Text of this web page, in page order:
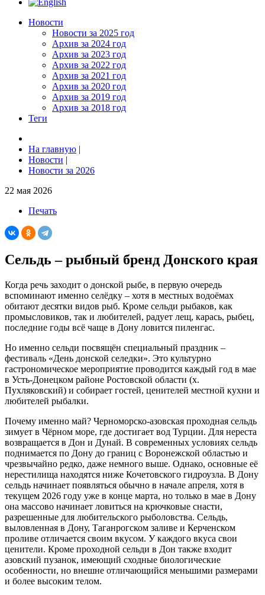
Новости
Новости за 2025 год
Архив за 2024 год
Архив за 2023 год
Архив за 2022 год
Архив за 2021 год
Архив за 2020 год
Архив за 2019 год
Архив за 2018 год
Теги
На главную |
Новости |
Новости за 2026
22 мая 2026
Печать
Сельдь – рыбный бренд Донского края
Когда речь заходит о донской рыбе, в первую очередь
вспоминают именно селёдку – хотя в местных водоёмах
обитают десятки видов рыб. Кроме сельди рыбаков, как
промысловиков, так и любителей, радует лещ, карась, рыбец,
последние годы всё чаще в Дону ловится пиленгас.
Но именно сельди посвящён специальный праздник –
фестиваль «День донской селедки». Это культурно
гастрономическое мероприятие проводится каждый год в мае
в Усть-Донецком районе Ростовской области (х.
Пухляковский) и собирает гостей, ценителей местной кухни и
любителей рыбалки.
Почему именно май? Черноморско-азовская проходная сельдь
зимует в Чёрном море, где достигает вод Турции. Для нереста
возвращается в Дон и Дунай. В современных условиях сельдь
поднимается по Дону до границ с Воронежской областью и
чрезвычайно редко, даже немного выше. Однако, основные её
нерестилища находятся ниже Кочетовского гидроузла. В Дону
сельдь начинает появляться обычно в начале апреля, хотя в
текущем 2026 году уже в конце марта, но только в мае в Дону
она массово начинает ловиться на крючковые снасти,
разрешенные для любительского рыболовства. Сельдь,
выловленная в Дону, Таганрогском заливе и Керченском
проливе отличается своим вкусом. У каждого вкуса свои
ценители. Кроме проходной сельди в Дон также входит
азовский пузанок, имеющий сходные биологические
особенности, но внешне отличающийся меньшими размерами
и более высоким телом.